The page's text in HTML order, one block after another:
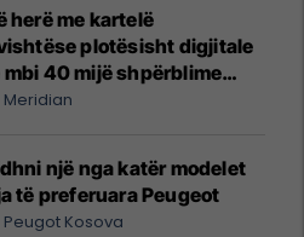
herë me kartelë
plotësisht digjitale
mbi 40 mijë shpërblime
Meridian
një nga katër modelet
të preferuara Peugeot
Peugot Kosova